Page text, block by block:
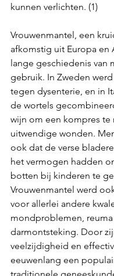
kunnen verlichten. (1)
Vrouwenmantel, een
afkomstig uit Europa en
lange geschiedenis van
gebruik. In Zweden
tegen dysenterie, en in
de wortels
wijn om een kompres te
uitwendige wonden.
ook dat de verse
het vermogen hadden
botten bij kinderen te
Vrouwenmantel werd
voor allerlei andere
mondproblemen, reuma
darmontsteking. Door
veelzijdigheid en
eeuwenlang een